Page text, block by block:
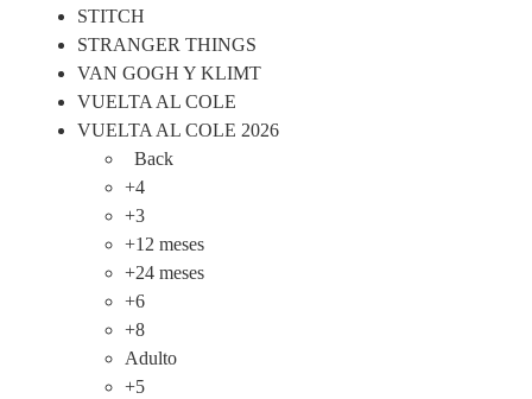
STITCH
STRANGER THINGS
VAN GOGH Y KLIMT
VUELTA AL COLE
VUELTA AL COLE 2026
Back
+4
+3
+12 meses
+24 meses
+6
+8
Adulto
+5